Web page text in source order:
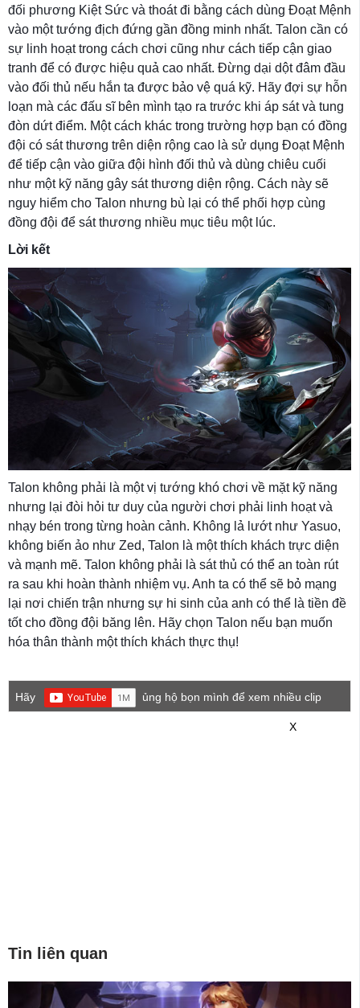
đối phương Kiệt Sức và thoát đi bằng cách dùng Đoạt Mệnh
vào một tướng địch đứng gần đồng minh nhất. Talon cần có
sự linh hoạt trong cách chơi cũng như cách tiếp cận giao
tranh để có được hiệu quả cao nhất. Đừng dại dột đâm đầu
vào đối thủ nếu hắn ta được bảo vệ quá kỹ. Hãy đợi sự hỗn
loạn mà các đấu sĩ bên mình tạo ra trước khi áp sát và tung
đòn dứt điểm. Một cách khác trong trường hợp bạn có đồng
đội có sát thương trên diện rộng cao là sử dụng Đoạt Mệnh
để tiếp cận vào giữa đội hình đối thủ và dùng chiêu cuối
như một kỹ năng gây sát thương diện rộng. Cách này sẽ
nguy hiểm cho Talon nhưng bù lại có thể phối hợp cùng
đồng đội để sát thương nhiều mục tiêu một lúc.
Lời kết
Talon không phải là một vị tướng khó chơi về mặt kỹ năng
nhưng lại đòi hỏi tư duy của người chơi phải linh hoạt và
nhạy bén trong từng hoàn cảnh. Không lả lướt như Yasuo,
không biến ảo như Zed, Talon là một thích khách trực diện
và mạnh mẽ. Talon không phải là sát thủ có thể an toàn rút
ra sau khi hoàn thành nhiệm vụ. Anh ta có thể sẽ bỏ mạng
lại nơi chiến trận nhưng sự hi sinh của anh có thể là tiền đề
tốt cho đồng đội băng lên. Hãy chọn Talon nếu bạn muốn
hóa thân thành một thích khách thực thụ!
Hãy
ủng hộ bọn mình để xem nhiều clip
X
Tin liên quan